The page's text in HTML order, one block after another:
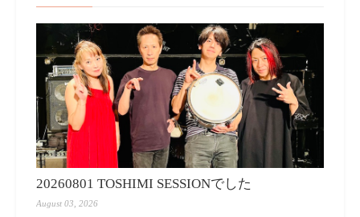
20260801 TOSHIMI SESSIONでした
August 03, 2026